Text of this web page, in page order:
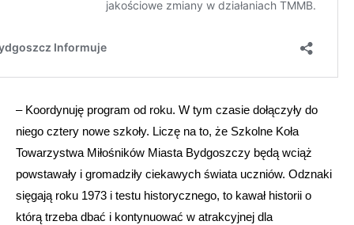
– Koordynuję program od roku. W tym czasie dołączyły do
niego cztery nowe szkoły. Liczę na to, że Szkolne Koła
Towarzystwa Miłośników Miasta Bydgoszczy będą wciąż
powstawały i gromadziły ciekawych świata uczniów. Odznaki
sięgają roku 1973 i testu historycznego, to kawał historii o
którą trzeba dbać i kontynuować w atrakcyjnej dla